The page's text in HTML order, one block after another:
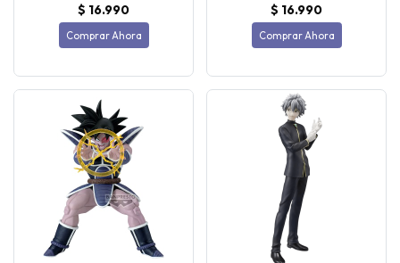
$ 16.990
Comprar Ahora
$ 16.990
Comprar Ahora